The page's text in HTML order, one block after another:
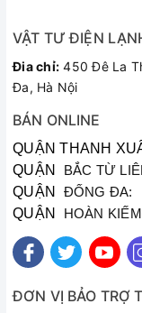
VẬT TƯ ĐIỆN
Đia chỉ: 450 Đê La
Đa, Hà Nội
BÁN ONLINE
QUẬN THANH
QUẬN BẮC TỪ
QUẬN ĐỐNG
QUẬN HOÀN
ĐƠN VỊ BẢO TRỢ